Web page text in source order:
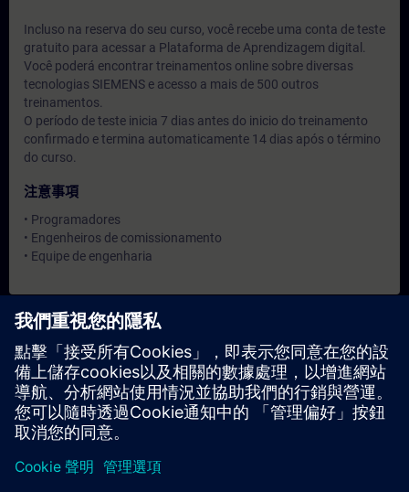
Incluso na reserva do seu curso, você recebe uma conta de teste
gratuito para acessar a Plataforma de Aprendizagem digital.
Você poderá encontrar treinamentos online sobre diversas
tecnologias SIEMENS e acesso a mais de 500 outros
treinamentos.
O período de teste inicia 7 dias antes do inicio do treinamento
confirmado e termina automaticamente 14 dias após o término
do curso.
注意事項
• Programadores
• Engenheiros de comissionamento
• Equipe de engenharia
目前沒有可用活動
請將您的姓名加入課程候補名單，一旦有新的開課日期，我們將
通知您。
啟用通知服務